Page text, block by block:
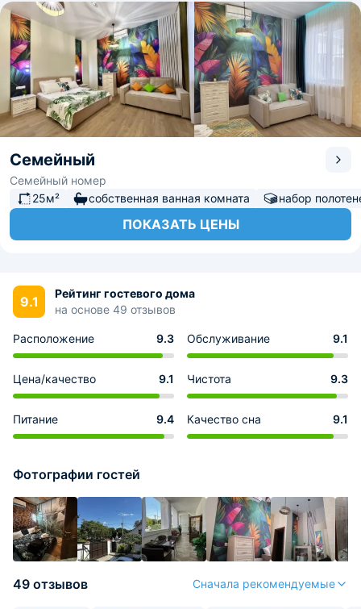
Семейный
Семейный номер
25м²
собственная ванная комната набор
ПОКАЗАТЬ ЦЕНЫ
9.1
Рейтинг гостевого дома
на основе 49 отзывов
Расположение 9.3 Обслуживание 9.1
Цена/качество 9.1 Чистота 9.3
Питание 9.4 Качество сна 9.1
Фотографии гостей
49 отзывов Сначала рекомендуемые